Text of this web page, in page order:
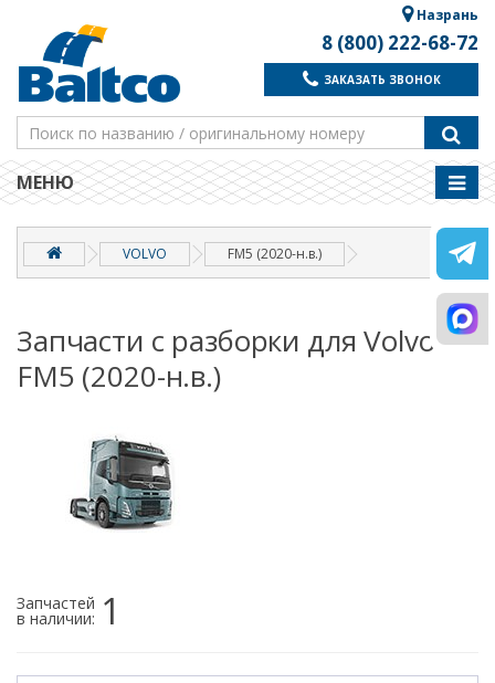
Назрань
8 (800) 222-68-72
ЗАКАЗАТЬ ЗВОНОК
МЕНЮ
VOLVO FM5 (2020-н.в.)
Запчасти с разборки для Volvo
FM5 (2020-н.в.)
Запчастей
в наличии: 1